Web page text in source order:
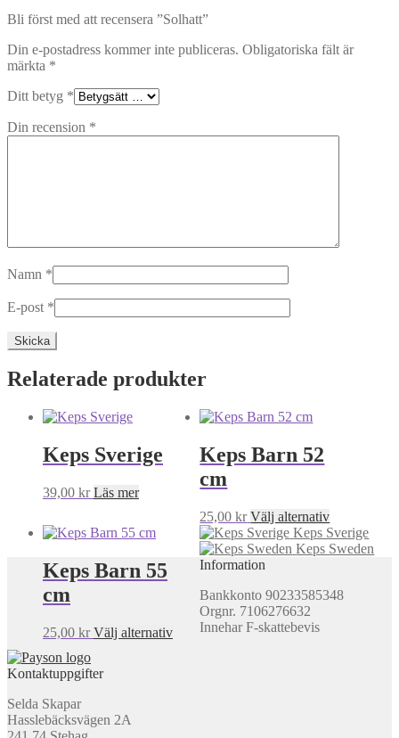
Bli först med att recensera ”Solhatt”
Din e-postadress kommer inte publiceras. Obligatoriska fält är
märkta *
Ditt betyg *
Din recension *
Namn *
E-post *
Relaterade produkter
Keps Sverige
39,00 kr Läs mer
Keps Barn 52
cm
25,00kr Välj alternativDen
här
produkten
varianter.
Keps Barn 55
cm
25,00 kr Välj alternativDen
Keps Sverige
Keps Sweden
Information
Bankkonto 90233585348
Orgnr. 7106276632
Innehar F-skattebevis
Kontaktuppgifter
Selda Skapar
Hasslebäcksvägen 2A